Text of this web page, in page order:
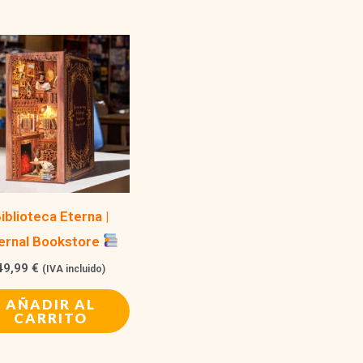
Eterna |
Bookstore
€ (IVA incluido)
AÑADIR AL
CARRITO